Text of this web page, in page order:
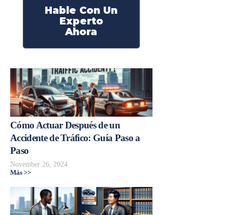
Hable Con Un
Experto
Ahora
Cómo Actuar Después de un
Accidente de Tráfico: Guía Paso a
Paso
November 26, 2024
Más >>